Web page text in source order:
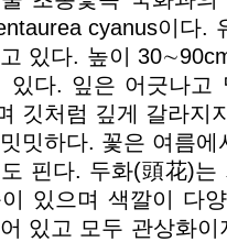
cyanus이다.
있다. 높이
있다. 잎은 어긋나
깃처럼 깊게 갈라지
밋하다. 꽃은 여름
핀다. 두화(頭花)
있으며 색깔이 다
있고 모두 관상화